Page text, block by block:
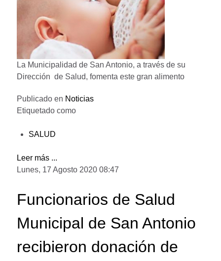
La Municipalidad de San Antonio, a través de su
Dirección de Salud, fomenta este gran alimento
Publicado en Noticias
Etiquetado como
SALUD
Leer más ...
Lunes, 17 Agosto 2020 08:47
Funcionarios de Salud
Municipal de San Antonio
recibieron donación de